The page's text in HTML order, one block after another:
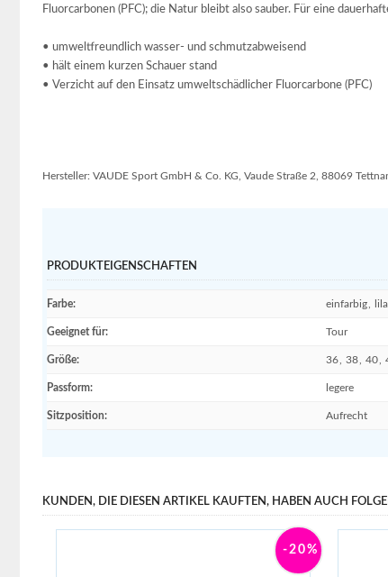
Fluorcarbonen (PFC); die Natur bleibt also sauber. Für eine
• umweltfreundlich wasser- und schmutzabweisend
• hält einem kurzen Schauer stand
• Verzicht auf den Einsatz umweltschädlicher Fluorcarbone (PFC)
Hersteller: VAUDE Sport GmbH & Co. KG, Vaude Straße 2, 88069
PRODUKTEIGENSCHAFTEN
Farbe: einfarbig lila
Geeignet für: Tour
Größe: 36 38 40
Passform: legere
Sitzposition: Aufrecht
KUNDEN, DIE DIESEN ARTIKEL KAUFTEN, HABEN AUCH
-20%